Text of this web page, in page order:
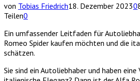
von Tobias Friedrich18. Dezember 20230
Teilen0
Ein umfassender Leitfaden für
Romeo Spider kaufen möchten und die
schätzen.
Sie sind ein Autoliebhaber und haben